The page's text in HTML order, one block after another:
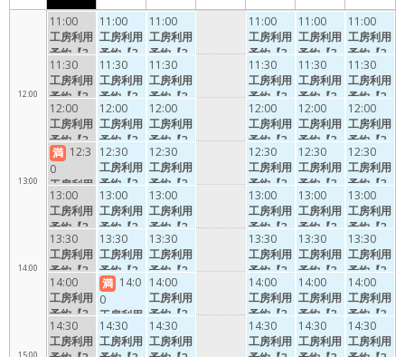
11:00
12:00
13:00
14:00
11:00
工房利用
予約【3
0分】
11:30
工房利用
予約【3
0分】
12:00
工房利用
予約【3
0分】
満 12:3
0
工房利用
予約【3
0分】
13:00
工房利用
予約【3
0分】
13:30
工房利用
予約【3
0分】
14:00
工房利用
予約【3
0分】
14:30
工房利用
11:00
工房利用
予約【3
0分】
11:30
工房利用
予約【3
0分】
12:00
工房利用
予約【3
0分】
12:30
工房利用
予約【3
0分】
13:00
工房利用
予約【3
0分】
13:30
工房利用
予約【3
0分】
満 14:0
0
工房利用
予約【3
0分】
14:30
工房利用
11:00
工房利用
予約【3
0分】
11:30
工房利用
予約【3
0分】
12:00
工房利用
予約【3
0分】
12:30
工房利用
予約【3
0分】
13:00
工房利用
予約【3
0分】
13:30
工房利用
予約【3
0分】
14:00
工房利用
予約【3
0分】
14:30
工房利用
11:00
工房利用
予約【3
0分】
11:30
工房利用
予約【3
0分】
12:00
工房利用
予約【3
0分】
12:30
工房利用
予約【3
0分】
13:00
工房利用
予約【3
0分】
13:30
工房利用
予約【3
0分】
14:00
工房利用
予約【3
0分】
14:30
工房利用
11:00
工房利用
予約【3
0分】
11:30
工房利用
予約【3
0分】
12:00
工房利用
予約【3
0分】
12:30
工房利用
予約【3
0分】
13:00
工房利用
予約【3
0分】
13:30
工房利用
予約【3
0分】
14:00
工房利用
予約【3
0分】
14:30
工房利用
11:00
工房利用
予約【3
0分】
11:30
工房利用
予約【3
0分】
12:00
工房利用
予約【3
0分】
12:30
工房利用
予約【3
0分】
13:00
工房利用
予約【3
0分】
13:30
工房利用
予約【3
0分】
14:00
工房利用
予約【3
0分】
14:30
工房利用